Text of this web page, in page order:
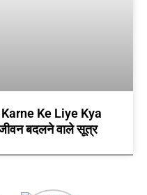
Ke Liye Kya
बदलने वाले सूत्र